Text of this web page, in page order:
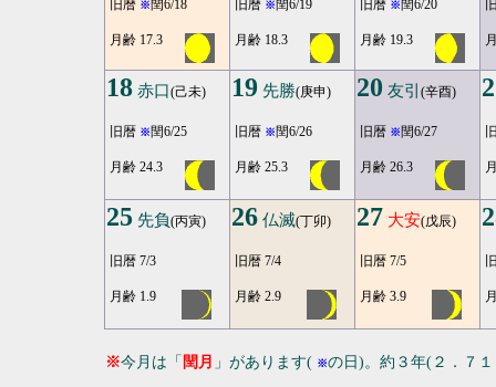
旧暦 ※閏6/18
月齢 17.3
旧暦 ※閏6/19
月齢 18.3
旧暦 ※閏6/20
月齢 19.3
18 赤口(己未)
旧暦 ※閏6/25
月齢 24.3
19 先勝(庚申)
旧暦 ※閏6/26
月齢 25.3
20 友引 (辛酉)
旧暦 ※閏6/27
月齢 26.3
25 先負(丙寅)
旧暦 7/3
月齢 1.9
26 仏滅(丁卯)
旧暦 7/4
月齢 2.9
27 大安(戊辰)
旧暦 7/5
月齢 3.9
※今月は「 閏月 」があります( ※の日)。約３年(２．７